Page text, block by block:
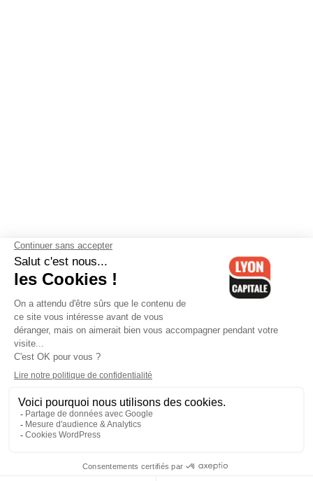
Contactez-nous-Mentions légales-CGV-Politique de
confidentialité-Gestion des cookies
Cedex 06